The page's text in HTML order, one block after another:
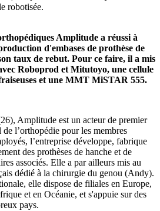
robotisée.
Amplitude a réussi à
d'embases de prothèse de
taux de rebut. Pour ce faire, il a mis
Roboprod et Mitutoyo, une cellule
et une MMT MiSTAR 555.
Amplitude est un acteur de premier
l’orthopédie pour les membres
l’entreprise développe, fabrique
des prothèses de hanche et de
associés. Elle a par ailleurs mis au
dédié à la chirurgie du genou (Andy).
elle dispose de filiales en Europe,
et en Océanie, et s'appuie sur des
pays.